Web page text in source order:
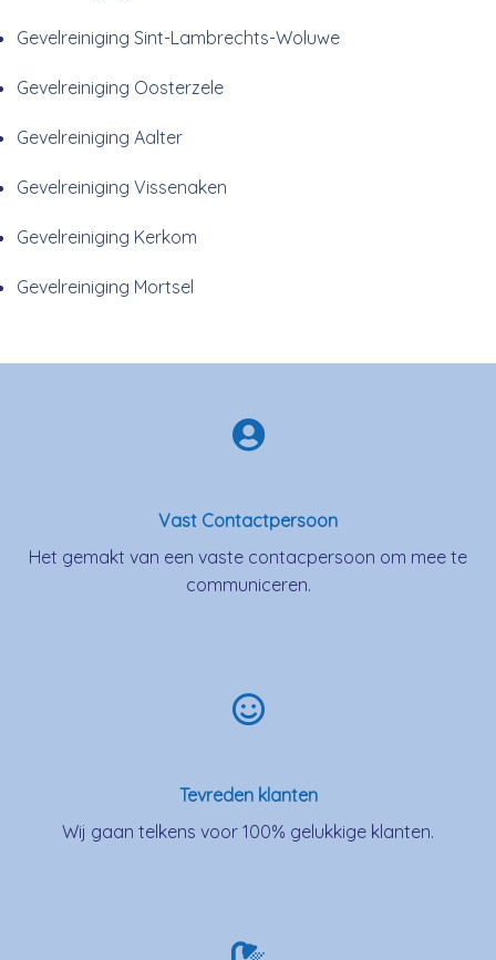
Gevelreiniging Sint-Lambrechts-Woluwe
Gevelreiniging Oosterzele
Gevelreiniging Aalter
Gevelreiniging Vissenaken
Gevelreiniging Kerkom
Gevelreiniging Mortsel
Vast Contactpersoon
Het gemakt van een vaste contacpersoon om mee te
communiceren.
Tevreden klanten
Wij gaan telkens voor 100% gelukkige klanten.